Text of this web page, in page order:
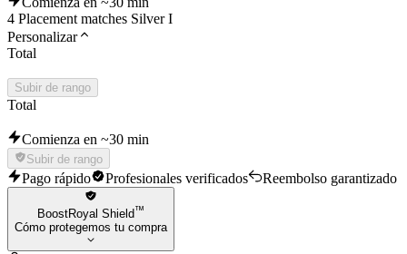
4 Placement matches Silver I
Personalizar
Total
Subir de rango
Total
Comienza en ~30 min
Subir de rango
Pago rápido Profesionales verificados Reembolso garantizado
BoostRoyal Shield™
Cómo protegemos tu compra